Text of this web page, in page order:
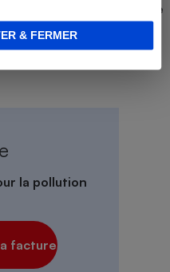
& FERMER
Red by SFR - L’UFC-Que
condamner SFR
la pollution
facture